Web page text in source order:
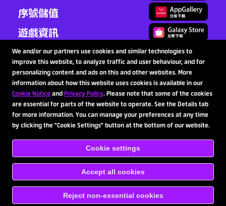
We and/or our partners use cookies and similar technologies to
improve this website, to analyze traffic and user behaviour, and for
personalizing content and ads on this and other websites. More
information about how this website uses cookies is available in our
Cookie NoticeandPrivacy Policy. Please note that some of the cookies
are essential for parts of the website to operate. See the Details tab
for more information. You can manage your preferences at any time
by clicking the "Cookie Settings" button at the bottom of our website.
Cookie settings
Accept all cookies
Reject non-essential cookies
序號儲值
遊戲資訊
客服中心
商業洽談
追蹤我們
Copyright © 2020-2026 SpinX Games Ltd. All rights
使用規章 隱私權條款 成癮防止協助 儲值
條款及條件 cookie
ENGLISH